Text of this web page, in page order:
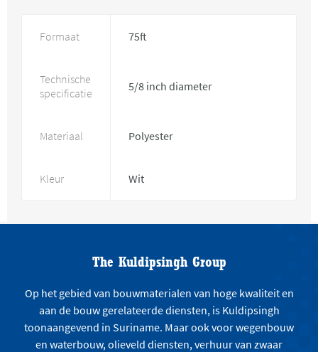
Formaat 75ft
Technische
specificatie
5/8 inch diameter
Materiaal Polyester
Kleur Wit
The Kuldipsingh Group
Op het gebied van bouwmaterialen van hoge kwaliteit en
aan de bouw gerelateerde diensten, is Kuldipsingh
toonaangevend in Suriname. Maar ook voor wegenbouw
en waterbouw, olieveld diensten, verhuur van zwaar